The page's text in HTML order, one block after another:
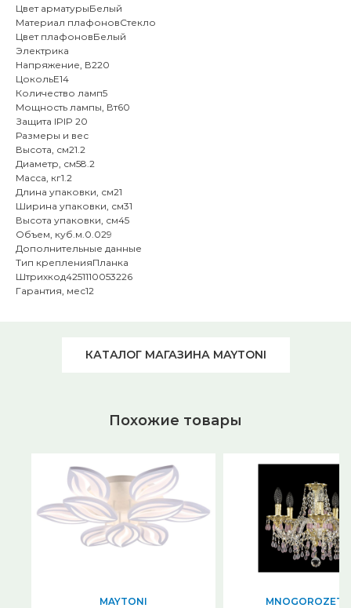
Цвет арматурыБелый
Материал плафоновСтекло
Цвет плафоновБелый
Электрика
Напряжение, В220
ЦокольE14
Количество ламп5
Мощность лампы, Вт60
Защита IPIP 20
Размеры и вес
Высота, см21.2
Диаметр, см58.2
Масса, кг1.2
Длина упаковки, см21
Ширина упаковки, см31
Высота упаковки, см45
Объем, куб.м.0.029
Дополнительные данные
Тип крепленияПланка
Штрихкод4251110053226
Гарантия, мес12
КАТАЛОГ МАГАЗИНА MAYTONI
Похожие товары
MAYTONI